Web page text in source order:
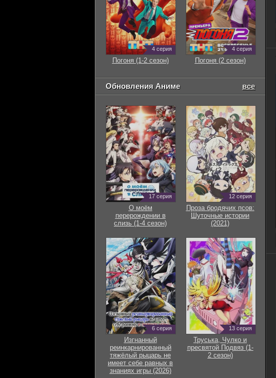
4 серия
Погоня (1-2 сезон)
4 серия
Погоня (2 сезон)
Обновления Аниме все
17 серия
О моём
перерождении в
слизь (1-4 сезон)
12 серия
Проза бродячих псов:
Шуточные истории
(2021)
6 серия
Изгнанный
реинкарнированный
тяжёлый рыцарь не
имеет себе равных в
знаниях игры (2026)
13 серия
Труська, Чулко и
пресвятой Подвяз (1-
2 сезон)